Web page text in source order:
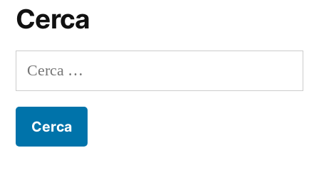
Cerca
Ricerca
per: